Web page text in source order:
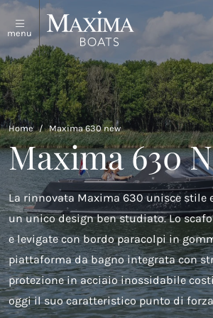
menu
Sloop e tender
Vedi tutto
Barche Sportive
Maxima 640
Maxima 680 sport lounge
Maxima 700 sport
Maxima 800 sport
Maxima 740
Maxima 840
Maxima 800 cabin
Chi siamo
Chi siamo
Eventi e notizie
Home / Maxima 630 new
Maxima 630
La rinnovata Maxima 630 unisce stile
un unico design ben studiato. Lo
e levigate con bordo paracolpi in
piattaforma da bagno integrata con
protezione in acciaio inossidabile
oggi il suo caratteristico punto di